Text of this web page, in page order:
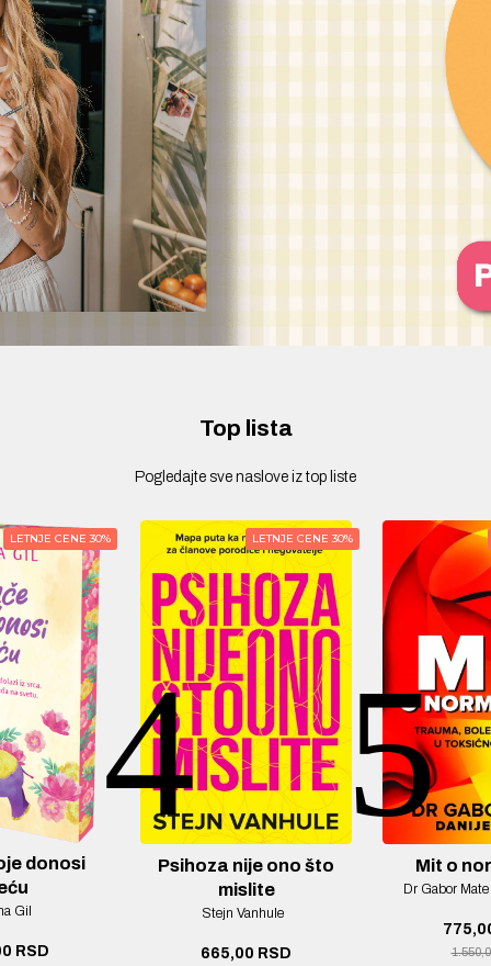
Top lista
Pogledajte sve naslove iz top liste
LETNJE CENE 30%
ono što
RSD
LETNJE CENE 50%
5
Mit o normalnom
Dr Gabor Mate Danijel Mate
1.550,00 RSD
6